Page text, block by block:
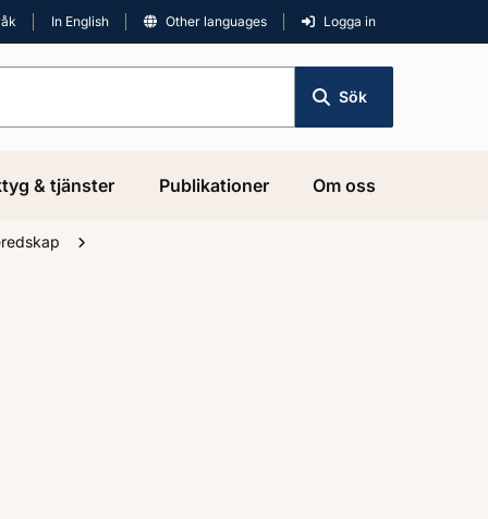
In English Other languages Logga in
Sök
& tjänster Publikationer Om oss